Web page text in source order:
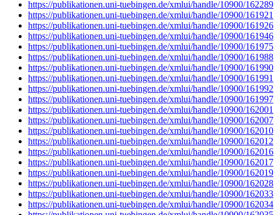
https://publikationen.uni-tuebingen.de/xmlui/handle/10900/162289
https://publikationen.uni-tuebingen.de/xmlui/handle/10900/161921
https://publikationen.uni-tuebingen.de/xmlui/handle/10900/161926
https://publikationen.uni-tuebingen.de/xmlui/handle/10900/161946
https://publikationen.uni-tuebingen.de/xmlui/handle/10900/161975
https://publikationen.uni-tuebingen.de/xmlui/handle/10900/161988
https://publikationen.uni-tuebingen.de/xmlui/handle/10900/161990
https://publikationen.uni-tuebingen.de/xmlui/handle/10900/161991
https://publikationen.uni-tuebingen.de/xmlui/handle/10900/161992
https://publikationen.uni-tuebingen.de/xmlui/handle/10900/161997
https://publikationen.uni-tuebingen.de/xmlui/handle/10900/162001
https://publikationen.uni-tuebingen.de/xmlui/handle/10900/162007
https://publikationen.uni-tuebingen.de/xmlui/handle/10900/162010
https://publikationen.uni-tuebingen.de/xmlui/handle/10900/162012
https://publikationen.uni-tuebingen.de/xmlui/handle/10900/162016
https://publikationen.uni-tuebingen.de/xmlui/handle/10900/162017
https://publikationen.uni-tuebingen.de/xmlui/handle/10900/162019
https://publikationen.uni-tuebingen.de/xmlui/handle/10900/162028
https://publikationen.uni-tuebingen.de/xmlui/handle/10900/162033
https://publikationen.uni-tuebingen.de/xmlui/handle/10900/162034